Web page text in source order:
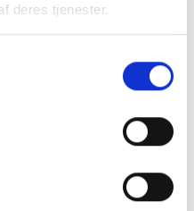
deres tjenester.